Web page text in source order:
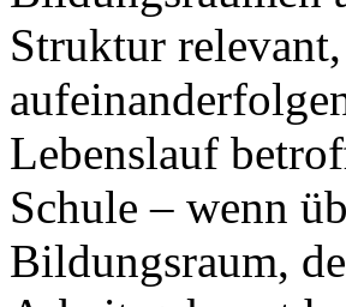
Struktur
Lebenslauf
Schule – wenn
Bildungsraum,